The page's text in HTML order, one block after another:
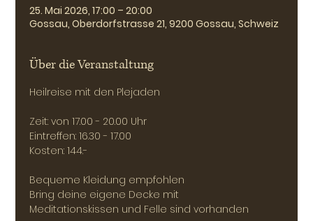
25. Mai 2026, 17:00 – 20:00
Gossau, Oberdorfstrasse 21, 9200 Gossau, Schweiz
Über die Veranstaltung
Heilreise mit den Plejaden
Zeit: von 17.00 - 20.00 Uhr
Eintreffen: 16.30 - 17.00
Kosten: 144.-
Bequeme Kleidung empfohlen
Bring deine eigene Decke mit
Meditationskissen und Felle sind vorhanden